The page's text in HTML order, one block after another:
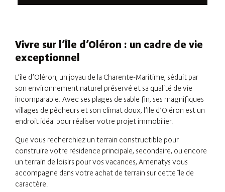
Vivre sur l’Île d’Oléron : un cadre de vie
exceptionnel
L’île d’Oléron, un joyau de la Charente-Maritime, séduit par
son environnement naturel préservé et sa qualité de vie
incomparable. Avec ses plages de sable fin, ses magnifiques
villages de pêcheurs et son climat doux, l’Ile d’Oléron est un
endroit idéal pour réaliser votre projet immobilier.
Que vous recherchiez un terrain constructible pour
construire votre résidence principale, secondaire, ou encore
un terrain de loisirs pour vos vacances, Amenatys vous
accompagne dans votre achat de terrain sur cette île de
caractère.